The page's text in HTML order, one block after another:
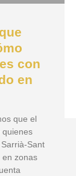
con
en
que el
quienes
Sant
en zonas